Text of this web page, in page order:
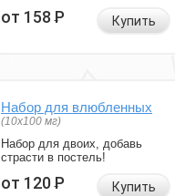
от 158Р Купить
Набор для влюбленных
(10х100 мг)
Набор для двоих, добавь
страсти в постель!
от 120Р Купить